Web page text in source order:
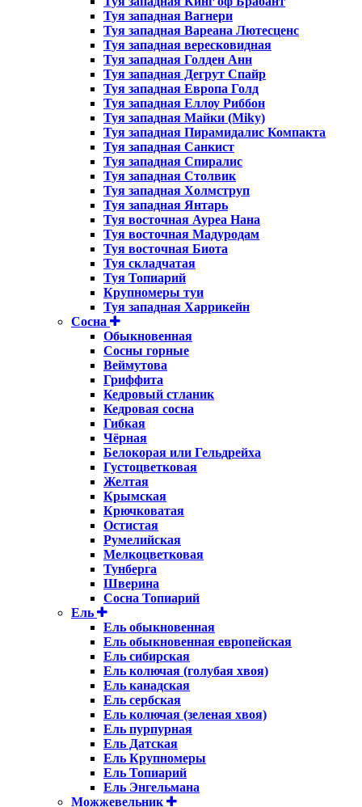
Туя западная Вагнери
Туя западная Вареана Лютесценс
Туя западная вересковидная
Туя западная Голден Анн
Туя западная Дегрут Спайр
Туя западная Европа Голд
Туя западная Еллоу Риббон
Туя западная Майки (Miky)
Туя западная Пирамидалис Компакта
Туя западная Санкист
Туя западная Спиралис
Туя западная Столвик
Туя западная Холмструп
Туя западная Янтарь
Туя восточная Ауреа Нана
Туя восточная Мадуродам
Туя восточная Биота
Туя складчатая
Туя Топиарий
Крупномеры туи
Туя западная Харрикейн
Сосна
Обыкновенная
Сосны горные
Веймутова
Гриффита
Кедровый стланик
Кедровая сосна
Гибкая
Чёрная
Белокорая или Гельдрейха
Густоцветковая
Желтая
Крымская
Крючковатая
Остистая
Румелийская
Мелкоцветковая
Тунберга
Шверина
Сосна Топиарий
Ель
Ель обыкновенная
Ель обыкновенная европейская
Ель сибирская
Ель колючая (голубая хвоя)
Ель канадская
Ель сербская
Ель колючая (зеленая хвоя)
Ель пурпурная
Ель Датская
Ель Крупномеры
Ель Топиарий
Ель Энгельмана
Можжевельник